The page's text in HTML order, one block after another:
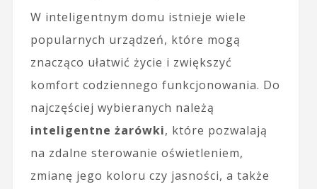
W inteligentnym domu istnieje wiele
popularnych urządzeń, które mogą
znacząco ułatwić życie i zwiększyć
komfort codziennego funkcjonowania. Do
najczęściej wybieranych należą
inteligentne żarówki, które pozwalają
na zdalne sterowanie oświetleniem,
zmianę jego koloru czy jasności, a także